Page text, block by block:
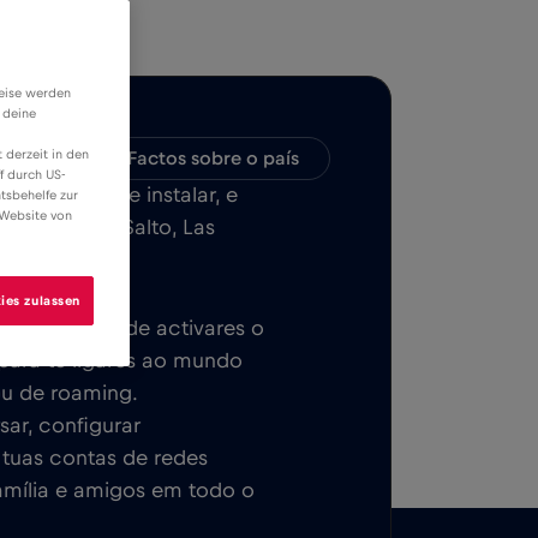
Factos sobre o país
fácil de instalar, e
Artigas, Salto, Las
Depois de activares o
te ligares ao mundo
de roaming.
configurar
contas de redes
e amigos em todo o
werden
deine
derzeit in den
durch US-
zur
von
zulassen